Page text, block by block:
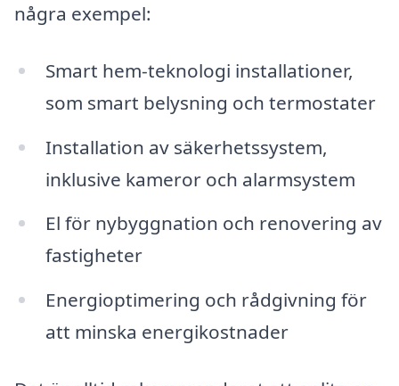
några exempel:
Smart hem-teknologi installationer,
som smart belysning och termostater
Installation av säkerhetssystem,
inklusive kameror och alarmsystem
El för nybyggnation och renovering av
fastigheter
Energioptimering och rådgivning för
att minska energikostnader